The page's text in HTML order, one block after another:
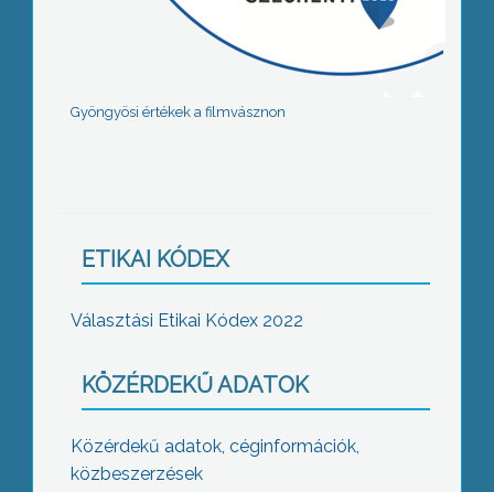
Gyöngyösi értékek a filmvásznon
ETIKAI KÓDEX
Választási Etikai Kódex 2022
KÖZÉRDEKŰ ADATOK
Közérdekű adatok, céginformációk,
közbeszerzések